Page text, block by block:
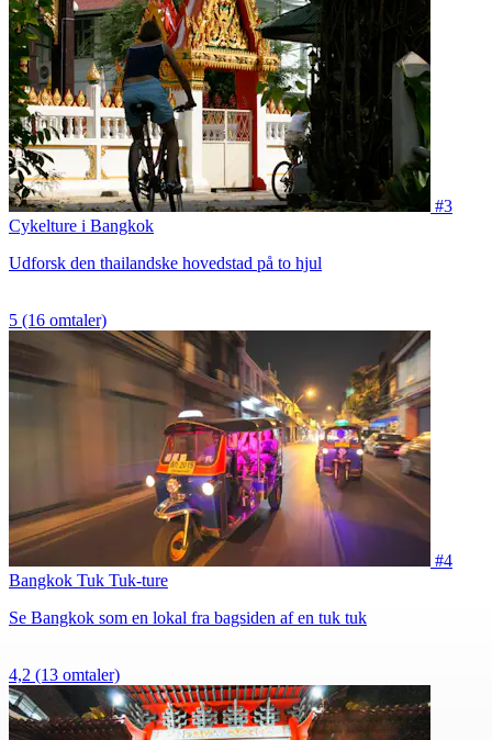
#3
Cykelture i Bangkok
Udforsk den thailandske hovedstad på to hjul
5 (16 omtaler)
#4
Bangkok Tuk Tuk-ture
Se Bangkok som en lokal fra bagsiden af en tuk tuk
4,2 (13 omtaler)